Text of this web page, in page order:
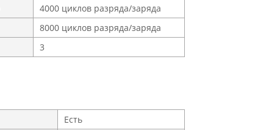
4000 циклов разряда/заряда
8000 циклов разряда/заряда
3
Есть